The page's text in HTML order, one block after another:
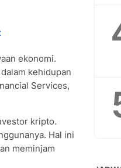
ekonomi.
kehidupan
Services,
kripto.
Hal ini
meminjam